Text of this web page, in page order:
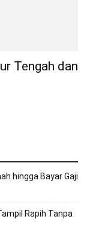
Tengah dan
hingga Bayar Gaji
Rapih Tanpa